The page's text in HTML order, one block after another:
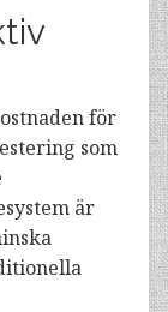
för
som
är